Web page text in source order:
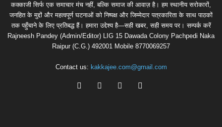
कक्काजी सिर्फ एक समाचार मंच नहीं, बल्कि समाज की आवाज़ है। हम स्थानीय सरोकारों,
जनहित के मुद्दों और महत्वपूर्ण घटनाओं को निष्पक्ष और जिम्मेदार पत्रकारिता के साथ पाठकों
तक पहुँचाने के लिए प्रतिबद्ध हैं। हमारा उद्देश्य है—सही खबर, सही समय पर। सम्पर्क करें
Rajneesh Pandey (Admin/Editor) LIG 15 Dawada Colony Pachpedi Naka
Raipur (C.G.) 492001 Mobile 8770069257
Contact us: kakkajee.com@gmail.com